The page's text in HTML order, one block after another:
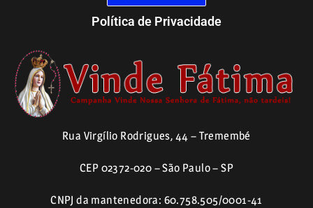
Política de Privacidade
Rua Virgílio Rodrigues, 44 – Tremembé
CEP 02372-020 – São Paulo – SP
CNPJ da mantenedora: 60.758.505/0001-41